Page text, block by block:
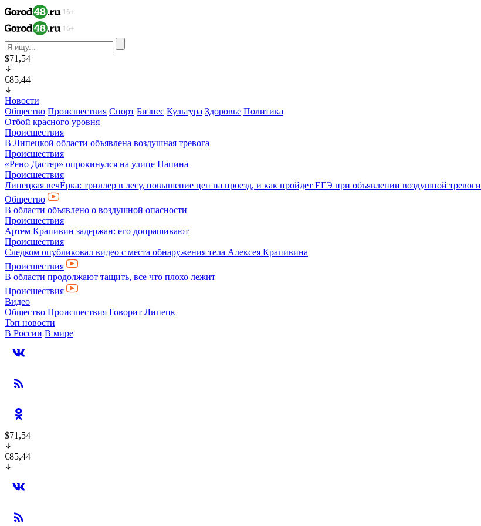
$71,54
€85,44
Новости
Общество Происшествия Спорт Бизнес Культура Здоровье Политика
Отбой красного уровня
Происшествия
В Липецкой области объявлена воздушная тревога
Происшествия
«Рено Дастер» опрокинулся на улице Папина
Происшествия
Липецкая вечЁрка: триллер в лесу, повышение цен на проезд, и как пройдет ЕГЭ при объявлении воздушной тревоги
Общество
В области объявлено о воздушной опасности
Происшествия
Артем Крапивин задержан: его допрашивают
Происшествия
Следком опубликовал видео с места обнаружения тела Алексея Крапивина
Происшествия
В области продолжают тащить, все что плохо лежит
Происшествия
Видео
Общество Происшествия Говорит Липецк
Топ новости
В России В мире
$71,54
€85,44